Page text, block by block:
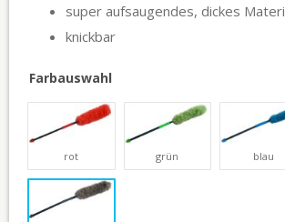
super aufsaugendes, dickes
knickbar
Farbauswahl
rot grün blau